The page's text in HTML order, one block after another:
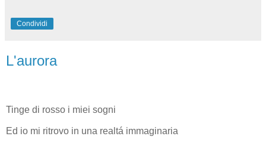
Condividi
L'aurora
Tinge di rosso i miei sogni
Ed io mi ritrovo in una realtá immaginaria